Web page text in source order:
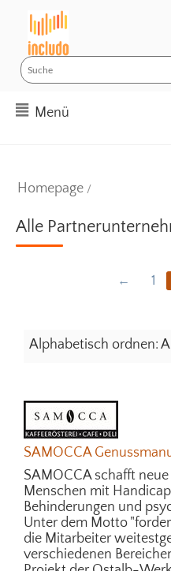
Menü
Homepage /
Alle
1
Alphabetisch ordnen:
SAMOCCA
SAMOCCA schafft
Menschen mit
Behinderungen und
Unter dem Motto
die Mitarbeiter
verschiedenen